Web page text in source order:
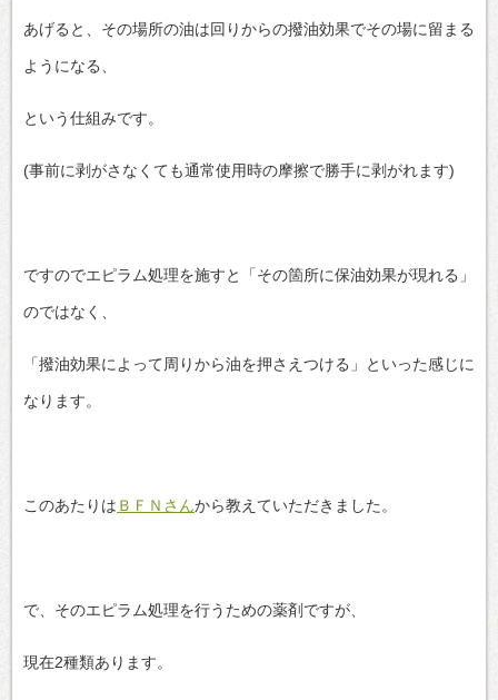
あげると、その場所の油は回りからの撥油効果でその場に留まる
ようになる、
という仕組みです。
(事前に剥がさなくても通常使用時の摩擦で勝手に剥がれます)
ですのでエピラム処理を施すと「その箇所に保油効果が現れる」
のではなく、
「撥油効果によって周りから油を押さえつける」といった感じに
なります。
このあたりは ＢＦＮさんから教えていただきました。
で、そのエピラム処理を行うための薬剤ですが、
現在2種類あります。